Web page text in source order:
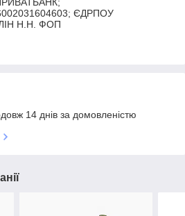
ЄДРПОУ
Н.Н. ФОП
14 днів за домовленістю